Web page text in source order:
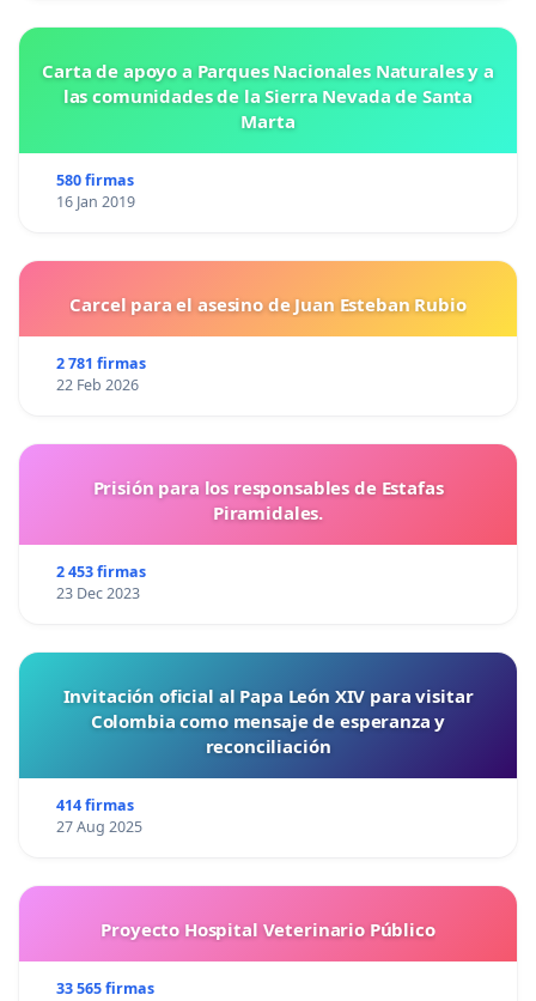
Carta de apoyo a Parques Nacionales Naturales y a
las comunidades de la Sierra Nevada de Santa
Marta
580 firmas
16 Jan 2019
Carcel para el asesino de Juan Esteban Rubio
2 781 firmas
22 Feb 2026
Prisión para los responsables de Estafas
Piramidales.
2 453 firmas
23 Dec 2023
Invitación oficial al Papa León XIV para visitar
Colombia como mensaje de esperanza y
reconciliación
414 firmas
27 Aug 2025
Proyecto Hospital Veterinario Público
33 565 firmas